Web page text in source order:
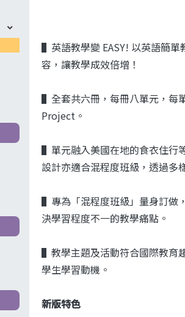
▌英語教學變 EASY! 以英語簡單
容，讓教學成效倍增！
▌全套共六冊，每冊八單元，每
Project。
▌單元融入美國在地的食衣住行
設計亦適合混程度班級，透過多
▌專為「混程度班級」量身訂做
決學習程度不一的教學痛點。
▌教學主題及活動符合國際教育
學生學習動機。
新版特色